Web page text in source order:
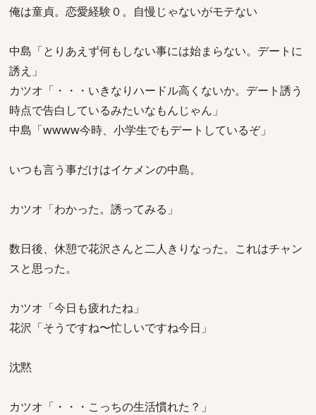
俺は童貞。恋愛経験０。自慢じゃないがモテない
中島「とりあえず何もしない事には始まらない。デートに
誘え」
カツオ「・・・いきなりハードル高くないか。デート誘う
時点で告白しているみたいなもんじゃん」
中島「wwww今時、小学生でもデートしているぞ」
いつも言う事だけはイケメンの中島。
カツオ「わかった。誘ってみる」
数日後、休憩で花沢さんと二人きりなった。これはチャン
スと思った。
カツオ「今日も疲れたね」
花沢「そうですね〜忙しいですね今日」
沈黙
カツオ「・・・こっちの生活慣れた？」